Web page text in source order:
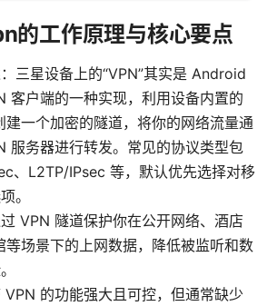
的工作原理与核心要点
三星设备上的“VPN”其实是 Android
客户端的一种实现，利用设备内置的
建一个加密的隧道，将你的网络流量通
服务器进行转发。常见的协议类型包
、L2TP/IPsec 等，默认优先选择对移
。
VPN 隧道保护你在公开网络、酒店
等场景下的上网数据，降低被监听和数
VPN 的功能强大且可控，但通常缺少